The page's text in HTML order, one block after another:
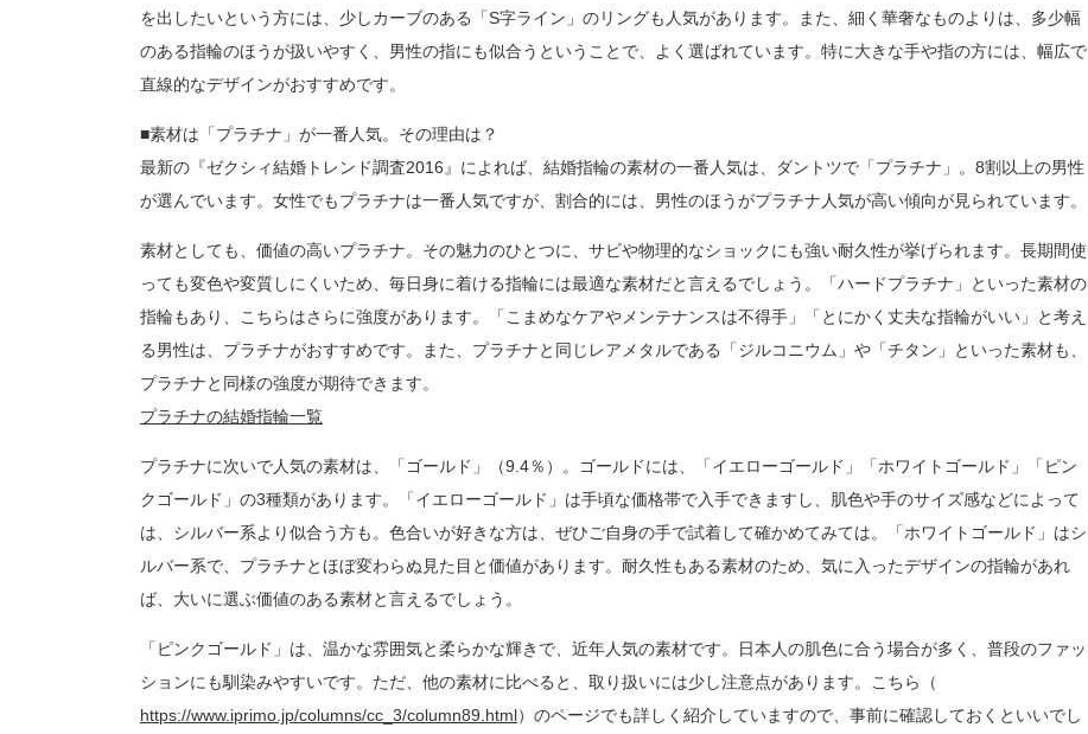
を出したいという方には、少しカーブのある「S字ライン」のリングも人気があります。また、細く華奢なものよりは、多少幅
のある指輪のほうが扱いやすく、男性の指にも似合うということで、よく選ばれています。特に大きな手や指の方には、幅広で
直線的なデザインがおすすめです。
■素材は「プラチナ」が一番人気。その理由は？
最新の『ゼクシィ結婚トレンド調査2016』によれば、結婚指輪の素材の一番人気は、ダントツで「プラチナ」。8割以上の男性
が選んでいます。女性でもプラチナは一番人気ですが、割合的には、男性のほうがプラチナ人気が高い傾向が見られています。
素材としても、価値の高いプラチナ。その魅力のひとつに、サビや物理的なショックにも強い耐久性が挙げられます。長期間使
っても変色や変質しにくいため、毎日身に着ける指輪には最適な素材だと言えるでしょう。「ハードプラチナ」といった素材の
指輪もあり、こちらはさらに強度があります。「こまめなケアやメンテナンスは不得手」「とにかく丈夫な指輪がいい」と考え
る男性は、プラチナがおすすめです。また、プラチナと同じレアメタルである「ジルコニウム」や「チタン」といった素材も、
プラチナと同様の強度が期待できます。
プラチナの結婚指輪一覧
プラチナに次いで人気の素材は、「ゴールド」（9.4％）。ゴールドには、「イエローゴールド」「ホワイトゴールド」「ピン
クゴールド」の3種類があります。「イエローゴールド」は手頃な価格帯で入手できますし、肌色や手のサイズ感などによって
は、シルバー系より似合う方も。色合いが好きな方は、ぜひご自身の手で試着して確かめてみては。「ホワイトゴールド」はシ
ルバー系で、プラチナとほぼ変わらぬ見た目と価値があります。耐久性もある素材のため、気に入ったデザインの指輪があれ
ば、大いに選ぶ価値のある素材と言えるでしょう。
「ピンクゴールド」は、温かな雰囲気と柔らかな輝きで、近年人気の素材です。日本人の肌色に合う場合が多く、普段のファッ
ションにも馴染みやすいです。ただ、他の素材に比べると、取り扱いには少し注意点があります。こちら（
https://www.iprimo.jp/columns/cc_3/column89.html）のページでも詳しく紹介していますので、事前に確認しておくといいでし